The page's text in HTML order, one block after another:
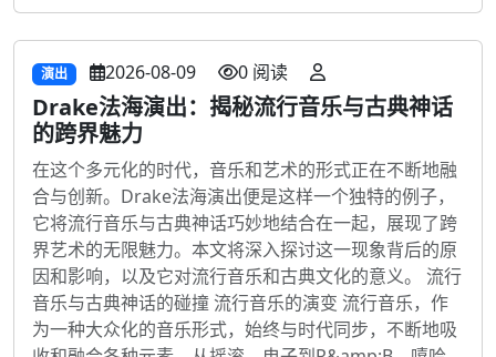
演出 2026-08-09 0 阅读
Drake法海演出：揭秘流行音乐与古典神话
的跨界魅力
在这个多元化的时代，音乐和艺术的形式正在不断地融
合与创新。Drake法海演出便是这样一个独特的例子，
它将流行音乐与古典神话巧妙地结合在一起，展现了跨
界艺术的无限魅力。本文将深入探讨这一现象背后的原
因和影响，以及它对流行音乐和古典文化的意义。 流行
音乐与古典神话的碰撞 流行音乐的演变 流行音乐，作
为一种大众化的音乐形式，始终与时代同步，不断地吸